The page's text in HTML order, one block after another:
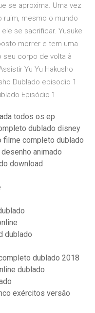
se aproxima. Uma vez
ruim, mesmo o mundo
se sacrificar. Yusuke
morrer e tem uma
seu corpo de volta à
Yu Yu Hakusho
Dublado episodio 1
Episódio 1
todos os ep
dublado disney
filme completo dublado
animado
download
dublado
dublado 2018
dublado
exércitos versão